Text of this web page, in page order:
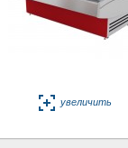
увеличить